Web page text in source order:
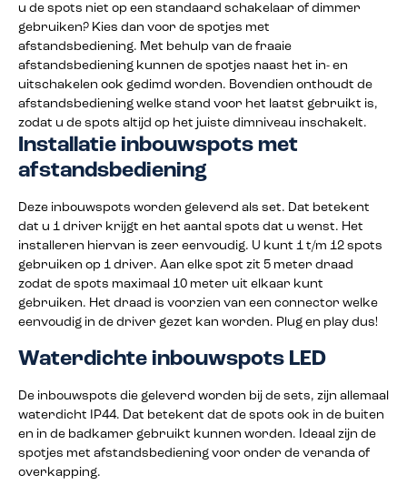
u de spots niet op een standaard schakelaar of dimmer
gebruiken? Kies dan voor de spotjes met
afstandsbediening. Met behulp van de fraaie
afstandsbediening kunnen de spotjes naast het in- en
uitschakelen ook gedimd worden. Bovendien onthoudt de
afstandsbediening welke stand voor het laatst gebruikt is,
zodat u de spots altijd op het juiste dimniveau inschakelt.
Installatie inbouwspots met
afstandsbediening
Deze inbouwspots worden geleverd als set. Dat betekent
dat u 1 driver krijgt en het aantal spots dat u wenst. Het
installeren hiervan is zeer eenvoudig. U kunt 1 t/m 12 spots
gebruiken op 1 driver. Aan elke spot zit 5 meter draad
zodat de spots maximaal 10 meter uit elkaar kunt
gebruiken. Het draad is voorzien van een connector welke
eenvoudig in de driver gezet kan worden. Plug en play dus!
Waterdichte inbouwspots LED
De inbouwspots die geleverd worden bij de sets, zijn allemaal
waterdicht IP44. Dat betekent dat de spots ook in de buiten
en in de badkamer gebruikt kunnen worden. Ideaal zijn de
spotjes met afstandsbediening voor onder de veranda of
overkapping.